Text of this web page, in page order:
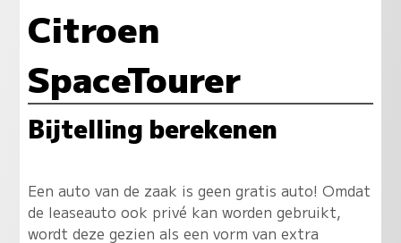
Citroen
SpaceTourer
Bijtelling berekenen
Een auto van de zaak is geen gratis auto! Omdat
de leaseauto ook privé kan worden gebruikt,
wordt deze gezien als een vorm van extra